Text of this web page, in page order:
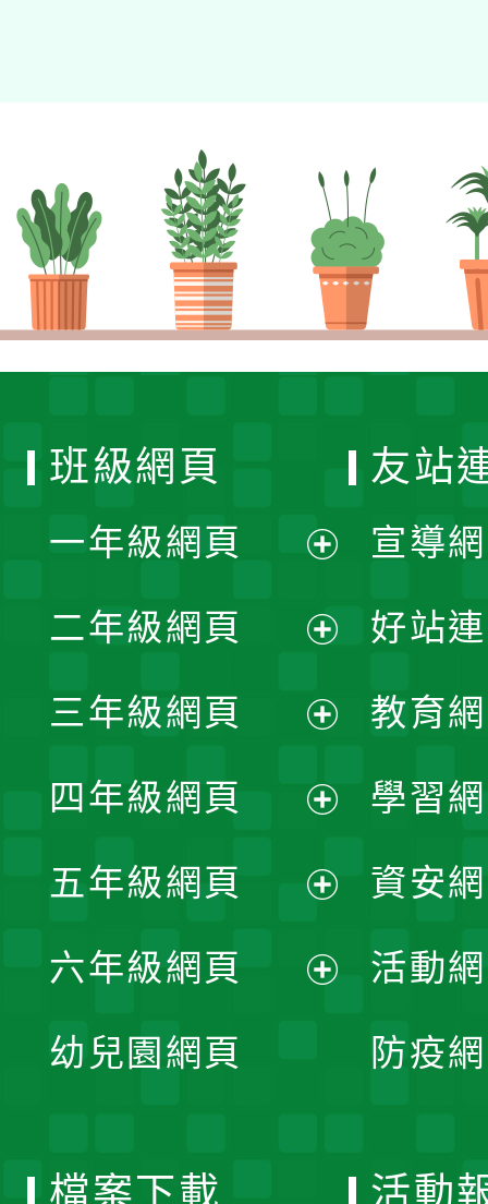
班級網頁
一年級網頁
開
選
單
二年級網頁
開
選
單
三年級網頁
開
選
單
四年級網頁
開
選
五年級網頁
開
六年級網頁
幼兒園網頁
友站
宣導
好站
教育
學習
資安
活動
防疫
檔案下載 活動